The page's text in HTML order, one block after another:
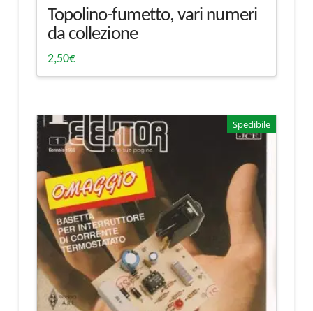
Topolino-fumetto, vari numeri
da collezione
2,50€
Spedibile